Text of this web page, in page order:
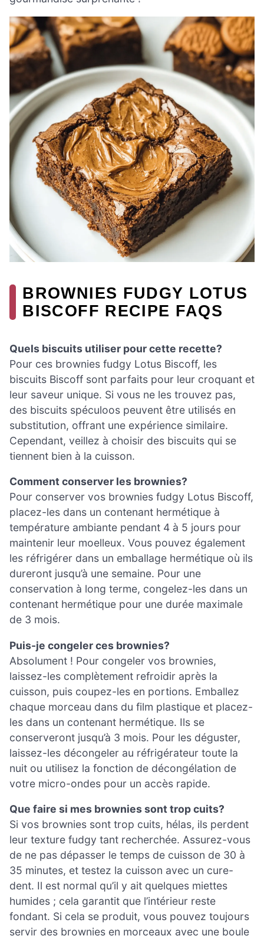
BROWNIES FUDGY LOTUS
BISCOFF RECIPE FAQS
Quels biscuits utiliser pour cette recette?
Pour ces brownies fudgy Lotus Biscoff, les
biscuits Biscoff sont parfaits pour leur croquant et
leur saveur unique. Si vous ne les trouvez pas,
des biscuits spéculoos peuvent être utilisés en
substitution, offrant une expérience similaire.
Cependant, veillez à choisir des biscuits qui se
tiennent bien à la cuisson.
Comment conserver les brownies?
Pour conserver vos brownies fudgy Lotus Biscoff,
placez-les dans un contenant hermétique à
température ambiante pendant 4 à 5 jours pour
maintenir leur moelleux. Vous pouvez également
les réfrigérer dans un emballage hermétique où ils
dureront jusqu’à une semaine. Pour une
conservation à long terme, congelez-les dans un
contenant hermétique pour une durée maximale
de 3 mois.
Puis-je congeler ces brownies?
Absolument ! Pour congeler vos brownies,
laissez-les complètement refroidir après la
cuisson, puis coupez-les en portions. Emballez
chaque morceau dans du film plastique et placez-
les dans un contenant hermétique. Ils se
conserveront jusqu’à 3 mois. Pour les déguster,
laissez-les décongeler au réfrigérateur toute la
nuit ou utilisez la fonction de décongélation de
votre micro-ondes pour un accès rapide.
Que faire si mes brownies sont trop cuits?
Si vos brownies sont trop cuits, hélas, ils perdent
leur texture fudgy tant recherchée. Assurez-vous
de ne pas dépasser le temps de cuisson de 30 à
35 minutes, et testez la cuisson avec un cure-
dent. Il est normal qu’il y ait quelques miettes
humides ; cela garantit que l’intérieur reste
fondant. Si cela se produit, vous pouvez toujours
servir des brownies en morceaux avec une boule